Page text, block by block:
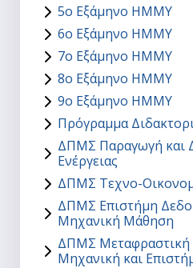
5ο Εξάμηνο ΗΜΜΥ
6ο Εξάμηνο ΗΜΜΥ
7ο Εξάμηνο ΗΜΜΥ
8ο Εξάμηνο ΗΜΜΥ
9ο Εξάμηνο ΗΜΜΥ
Πρόγραμμα
ΔΠΜΣ Παραγωγή και
Ενέργειας
ΔΠΜΣ Τεχνο-
ΔΠΜΣ Επιστήμη
Μηχανική Μάθηση
ΔΠΜΣ Μεταφραστική
Μηχανική και